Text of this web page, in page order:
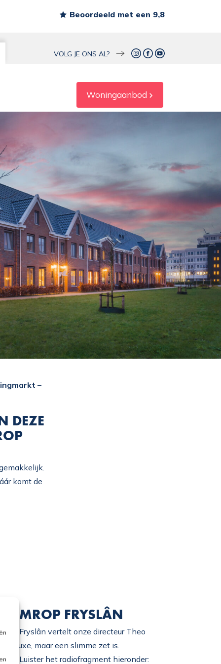
Beoordeeld met een 9,8
VOLG JE ONS AL?
Woningaanbod
–
DEZE
komt de
OMROP FRYSLÂN
Fryslân vertelt onze directeur Theo
luxe, maar een slimme zet is.
Luister het radiofragment hieronder: